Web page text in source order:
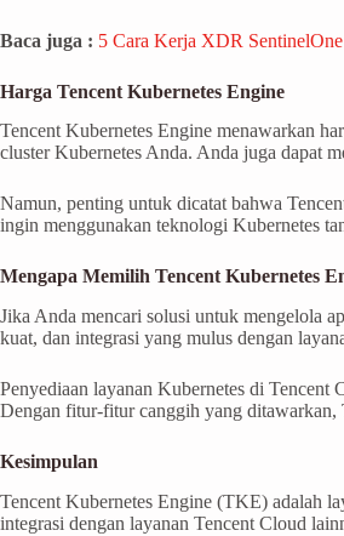
Baca juga : 5 Cara Kerja XDR SentinelOne
Harga Tencent Kubernetes Engine
Tencent Kubernetes Engine menawarkan
cluster Kubernetes Anda. Anda juga dapat
Namun, penting untuk dicatat bahwa
ingin menggunakan teknologi Kubernetes
Mengapa Memilih Tencent Kubernetes
Jika Anda mencari solusi untuk mengelola
kuat, dan integrasi yang mulus dengan
Penyediaan layanan Kubernetes di
Dengan fitur-fitur canggih yang ditawarkan,
Kesimpulan
Tencent Kubernetes Engine (TKE) adalah
integrasi dengan layanan Tencent Cloud